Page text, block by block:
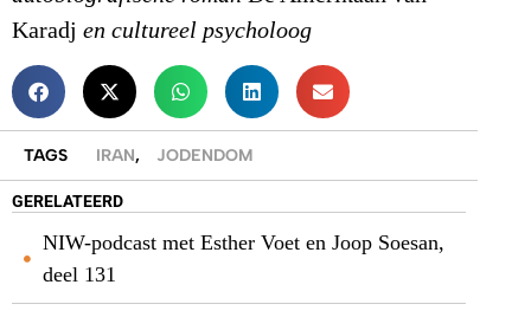
Karadj en cultureel psycholoog
TAGS IRAN, JODENDOM
GERELATEERD
NIW-podcast met Esther Voet en Joop Soesan,
deel 131